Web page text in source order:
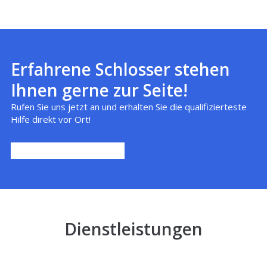
Erfahrene Schlosser stehen
Ihnen gerne zur Seite!
Rufen Sie uns jetzt an und erhalten Sie die qualifizierteste
Hilfe direkt vor Ort!
Dienstleistungen